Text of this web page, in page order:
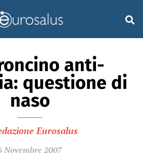
anti-
questione di
naso
Eurosalus
Novembre 2007